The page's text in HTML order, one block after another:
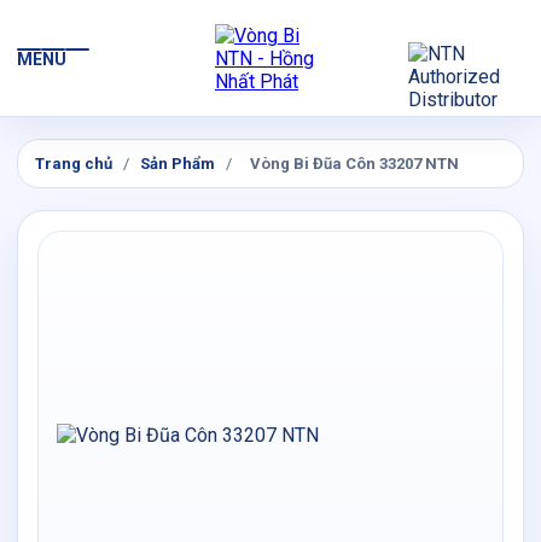
MENU
Trang chủ / Sản Phẩm / Vòng Bi Đũa Côn 33207 NTN